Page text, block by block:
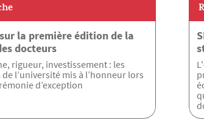
la première édition de la
docteurs
rigueur, investissement : les
l’université mis à l’honneur lors
d’exception